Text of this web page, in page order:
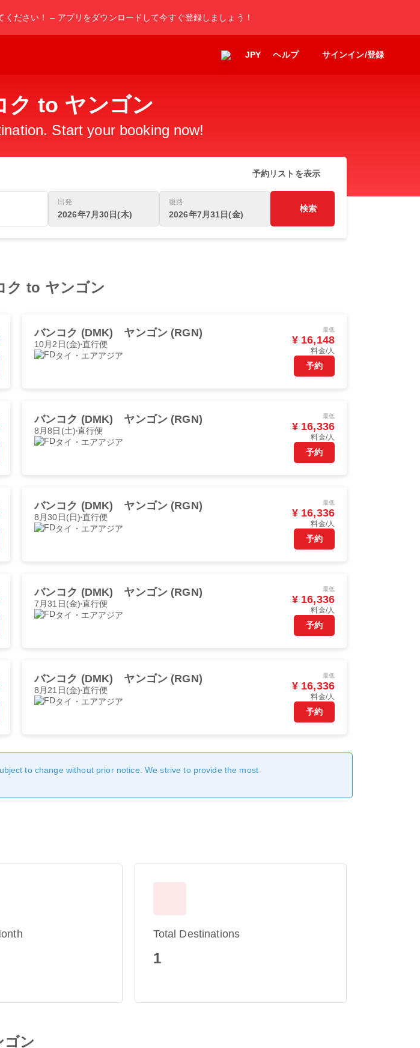
ください！ – アプリをダウンロードして今すぐ登録しましょう！
JPY ヘルプ サインイン/登録
to ヤンゴン
Start your booking now!
予約リストを表示
出発
2026年7月30日(木)
復路
2026年7月31日(金)
検索
to ヤンゴン
バンコク (DMK) ヤンゴン (RGN)
10月2日(金)直行便
タイ・エアアジア
最低
¥ 16,148
料金/人
予約
バンコク (DMK) ヤンゴン (RGN)
8月8日(土) 直行便
タイ・エアアジア
最低
¥ 16,336
料金/人
予約
バンコク (DMK) ヤンゴン (RGN)
8月30日(日)直行便
タイ・エアアジア
最低
¥ 16,336
料金/人
予約
バンコク (DMK) ヤンゴン (RGN)
7月31日(金)直行便
タイ・エアアジア
最低
¥ 16,336
料金/人
予約
バンコク (DMK) ヤンゴン (RGN)
8月21日(金)直行便
タイ・エアアジア
最低
¥ 16,336
料金/人
予約
to change without prior notice. We strive to provide the most
Total Destinations
1
ン